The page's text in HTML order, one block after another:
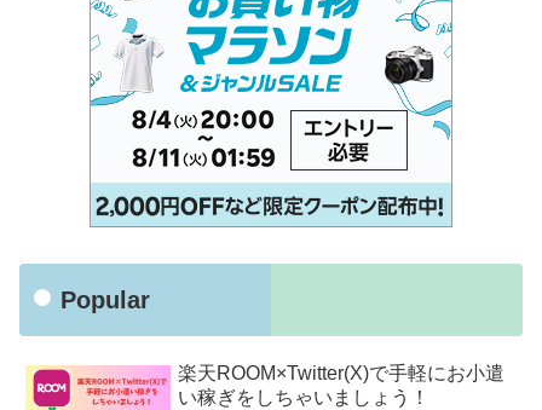
Popular
楽天ROOM×Twitter(X)で手軽にお小遣
い稼ぎをしちゃいましょう！